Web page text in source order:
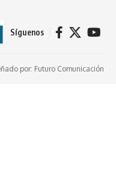
Síguenos
por: Futuro Comunicación